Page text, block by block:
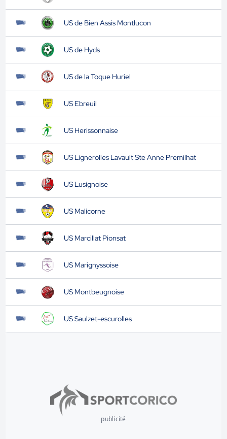
US de Bien Assis Montlucon
US de Hyds
US de la Toque Huriel
US Ebreuil
US Herissonnaise
US Lignerolles Lavault Ste Anne Premilhat
US Lusignoise
US Malicorne
US Marcillat Pionsat
US Marignyssoise
US Montbeugnoise
US Saulzet-escurolles
publicité